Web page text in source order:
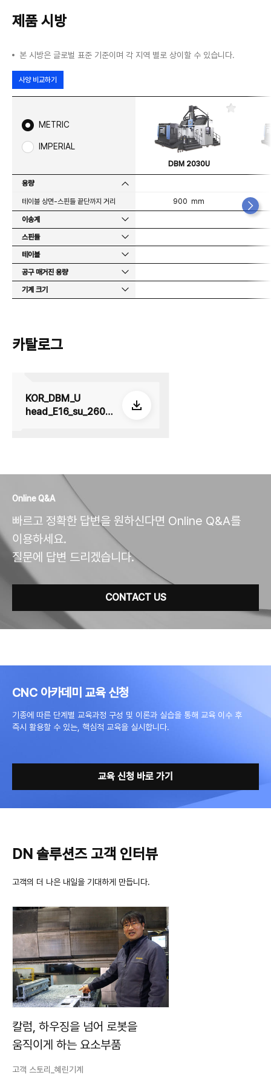
제품 시방
본 시방은 글로벌 표준 기준이며 각 지역 별로 상이할 수 있습니다.
사양 비교하기
METRIC
IMPERIAL
용량
테이블 상면-스핀들 끝단까지 거리
이송계
스핀들
테이블
공구 매거진 용량
기계 크기
DBM 2030U
900 mm
카탈로그
KOR_DBM_U
head_E16_su_2605
Online Q&A
빠르고 정확한 답변을 원하신다면 Online Q&A를
이용하세요.
질문에 답변 드리겠습니다.
CONTACT US
CNC 아카데미 교육 신청
기종에 따른 단계별 교육과정 구성 및 이론과 실습을 통해 교육 이수 후
즉시 활용할 수 있는, 핵심적 교육을 실시합니다.
교육 신청 바로 가기
DN 솔루션즈 고객 인터뷰
고객의 더 나은 내일을 기대하게 만듭니다.
칼럼, 하우징을 넘어 로봇을
움직이게 하는 요소부품
고객 스토리_혜린기계